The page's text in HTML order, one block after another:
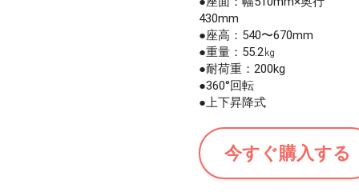
430mm
●座高：540〜670mm
●重量：55.2㎏
●耐荷重：200kg
●360°回転
●上下昇降式
今すぐ購入する